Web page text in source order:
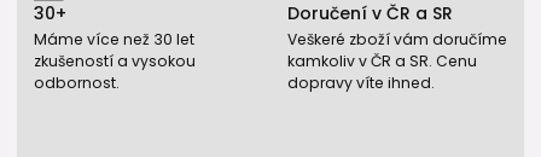
30+
Máme více než 30 let
zkušeností a vysokou
odbornost.
Doručení v ČR a SR
Veškeré zboží vám doručíme
kamkoliv v ČR a SR. Cenu
dopravy víte ihned.